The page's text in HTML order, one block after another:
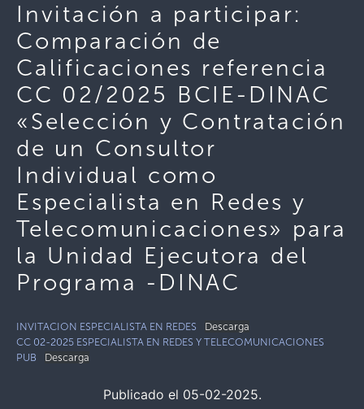
Invitación a participar:
Comparación de
Calificaciones referencia
CC 02/2025 BCIE-DINAC
«Selección y Contratación
de un Consultor
Individual como
Especialista en Redes y
Telecomunicaciones» para
la Unidad Ejecutora del
Programa -DINAC
INVITACION ESPECIALISTA EN REDES
Descarga
CC 02-2025 ESPECIALISTA EN REDES Y TELECOMUNICACIONES
PUB
Descarga
Publicado el 05-02-2025.